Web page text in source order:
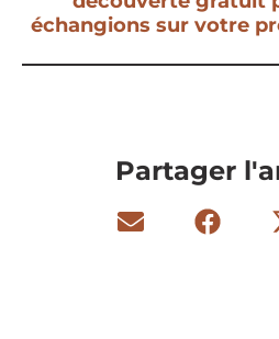
échangions sur votre
Partager